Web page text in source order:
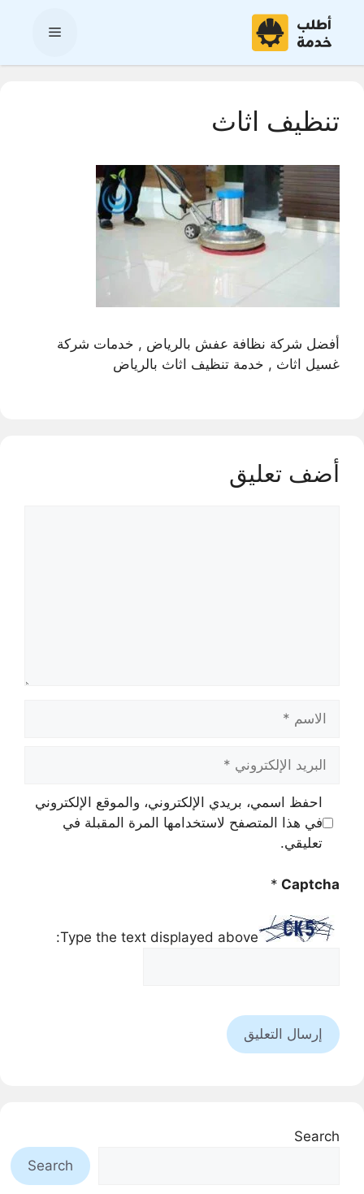
المحتوى
القائمة
تنظيف اثاث
أفضل شركة نظافة عفش بالرياض , خدمات شركة
غسيل اثاث , خدمة تنظيف اثاث بالرياض
أضف تعليق
الاسم
البريد
الإلكتروني
احفظ اسمي، بريدي الإلكتروني، والموقع الإلكتروني
في هذا المتصفح لاستخدامها المرة المقبلة في
تعليقي.
Captcha
*
Type the text displayed above:
Search
Search